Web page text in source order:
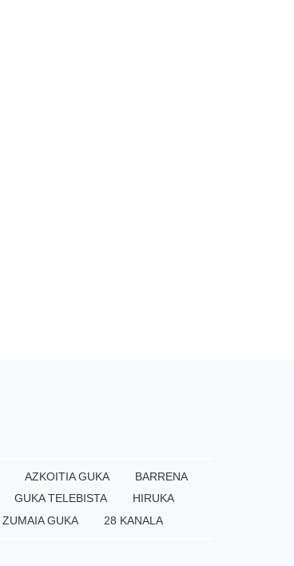
AZKOITIA GUKA
BARRENA
GUKA TELEBISTA
HIRUKA
ZUMAIA GUKA 28 KANALA